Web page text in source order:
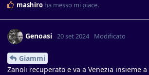
mashiro ha messo mi piace.
Genoasi 20 set 2024 Modificato
Giammi
Zanoli recuperato e va a Venezia insieme a